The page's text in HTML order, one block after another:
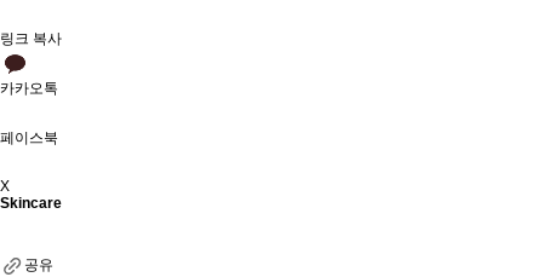
링크 복사
카카오톡
페이스북
X
Skincare
공유